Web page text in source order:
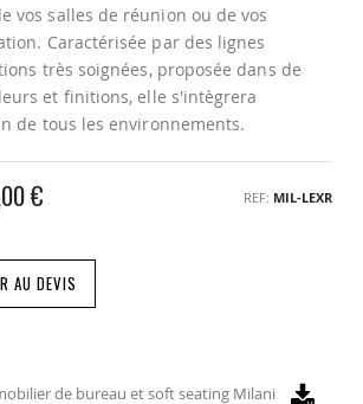
vos salles de réunion ou de vos
Caractérisée par des lignes
très soignées, proposée dans de
et finitions, elle s'intègrera
de tous les environnements.
€ REF MIL-LEXR
AU DEVIS
de bureau et soft seating Milani